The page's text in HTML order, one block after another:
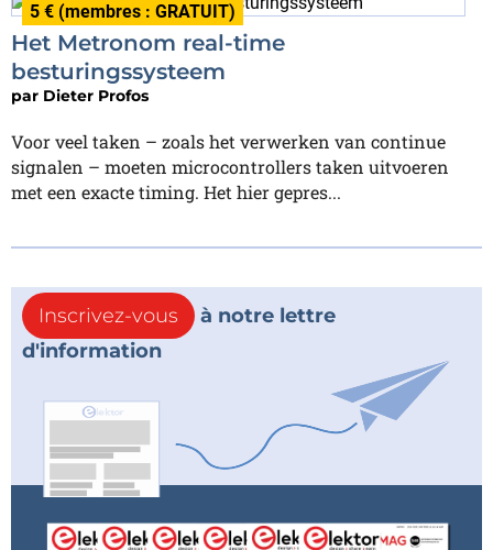
5 € (membres : GRATUIT)
Het Metronom real-time
besturingssysteem
par Dieter Profos
Voor veel taken – zoals het verwerken van continue
signalen – moeten microcontrollers taken uitvoeren
met een exacte timing. Het hier gepres...
Inscrivez-vous
à notre lettre
d'information